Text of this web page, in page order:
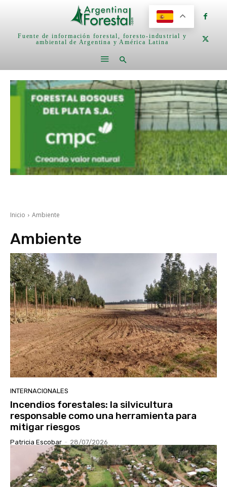
Fuente de información forestal, foresto-industrial y
ambiental de Argentina y América Latina
Inicio Ambiente
Ambiente
INTERNACIONALES
Incendios forestales: la silvicultura
responsable como una herramienta para
mitigar riesgos
Patricia Escobar - 28/07/2026